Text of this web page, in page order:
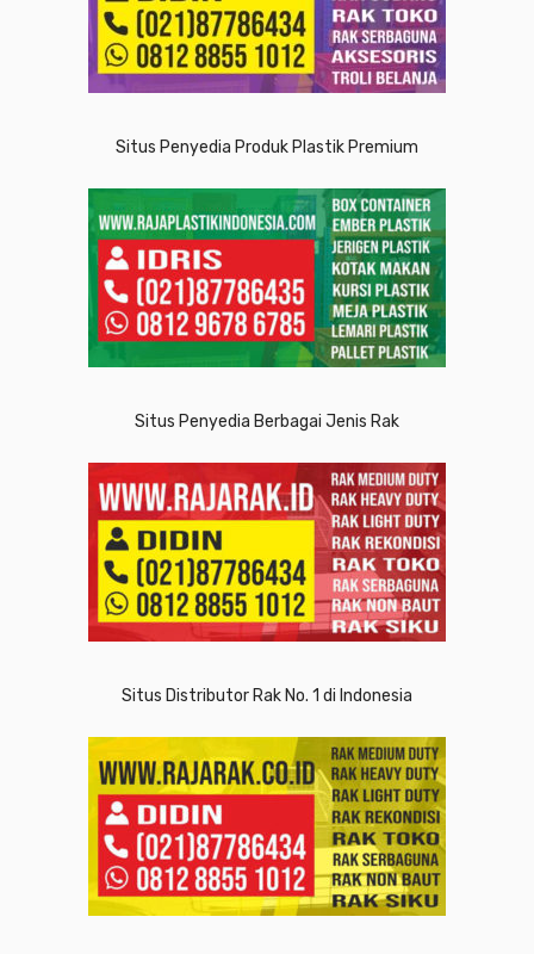
Situs Penyedia Produk Plastik Premium
Situs Penyedia Berbagai Jenis Rak
Situs Distributor Rak No. 1 di Indonesia